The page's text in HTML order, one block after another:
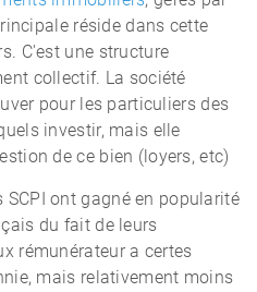
réside dans cette
C'est une structure
collectif. La société
pour les particuliers des
investir, mais elle
de ce bien (loyers, etc)
SCPI ont gagné en popularité
du fait de leurs
rémunérateur a certes
mais relativement moins